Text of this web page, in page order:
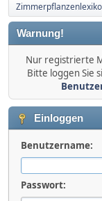
Warnung!
Nur registrierte
Bitte loggen Sie
Einloggen
Benutzername:
Passwort: